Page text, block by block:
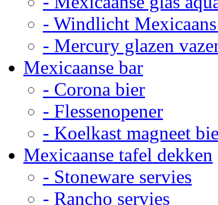
- Windlicht
- Mercury glazen
Mexicaanse bar
- Corona bier
- Flessenopener
- Koelkast magneet
Mexicaanse tafel dekken
- Stoneware servies
- Rancho servies